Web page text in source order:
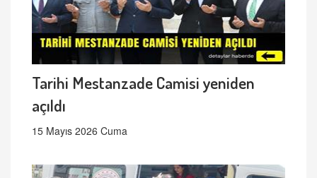
Tarihi Mestanzade Camisi yeniden
açıldı
15 Mayıs 2026 Cuma